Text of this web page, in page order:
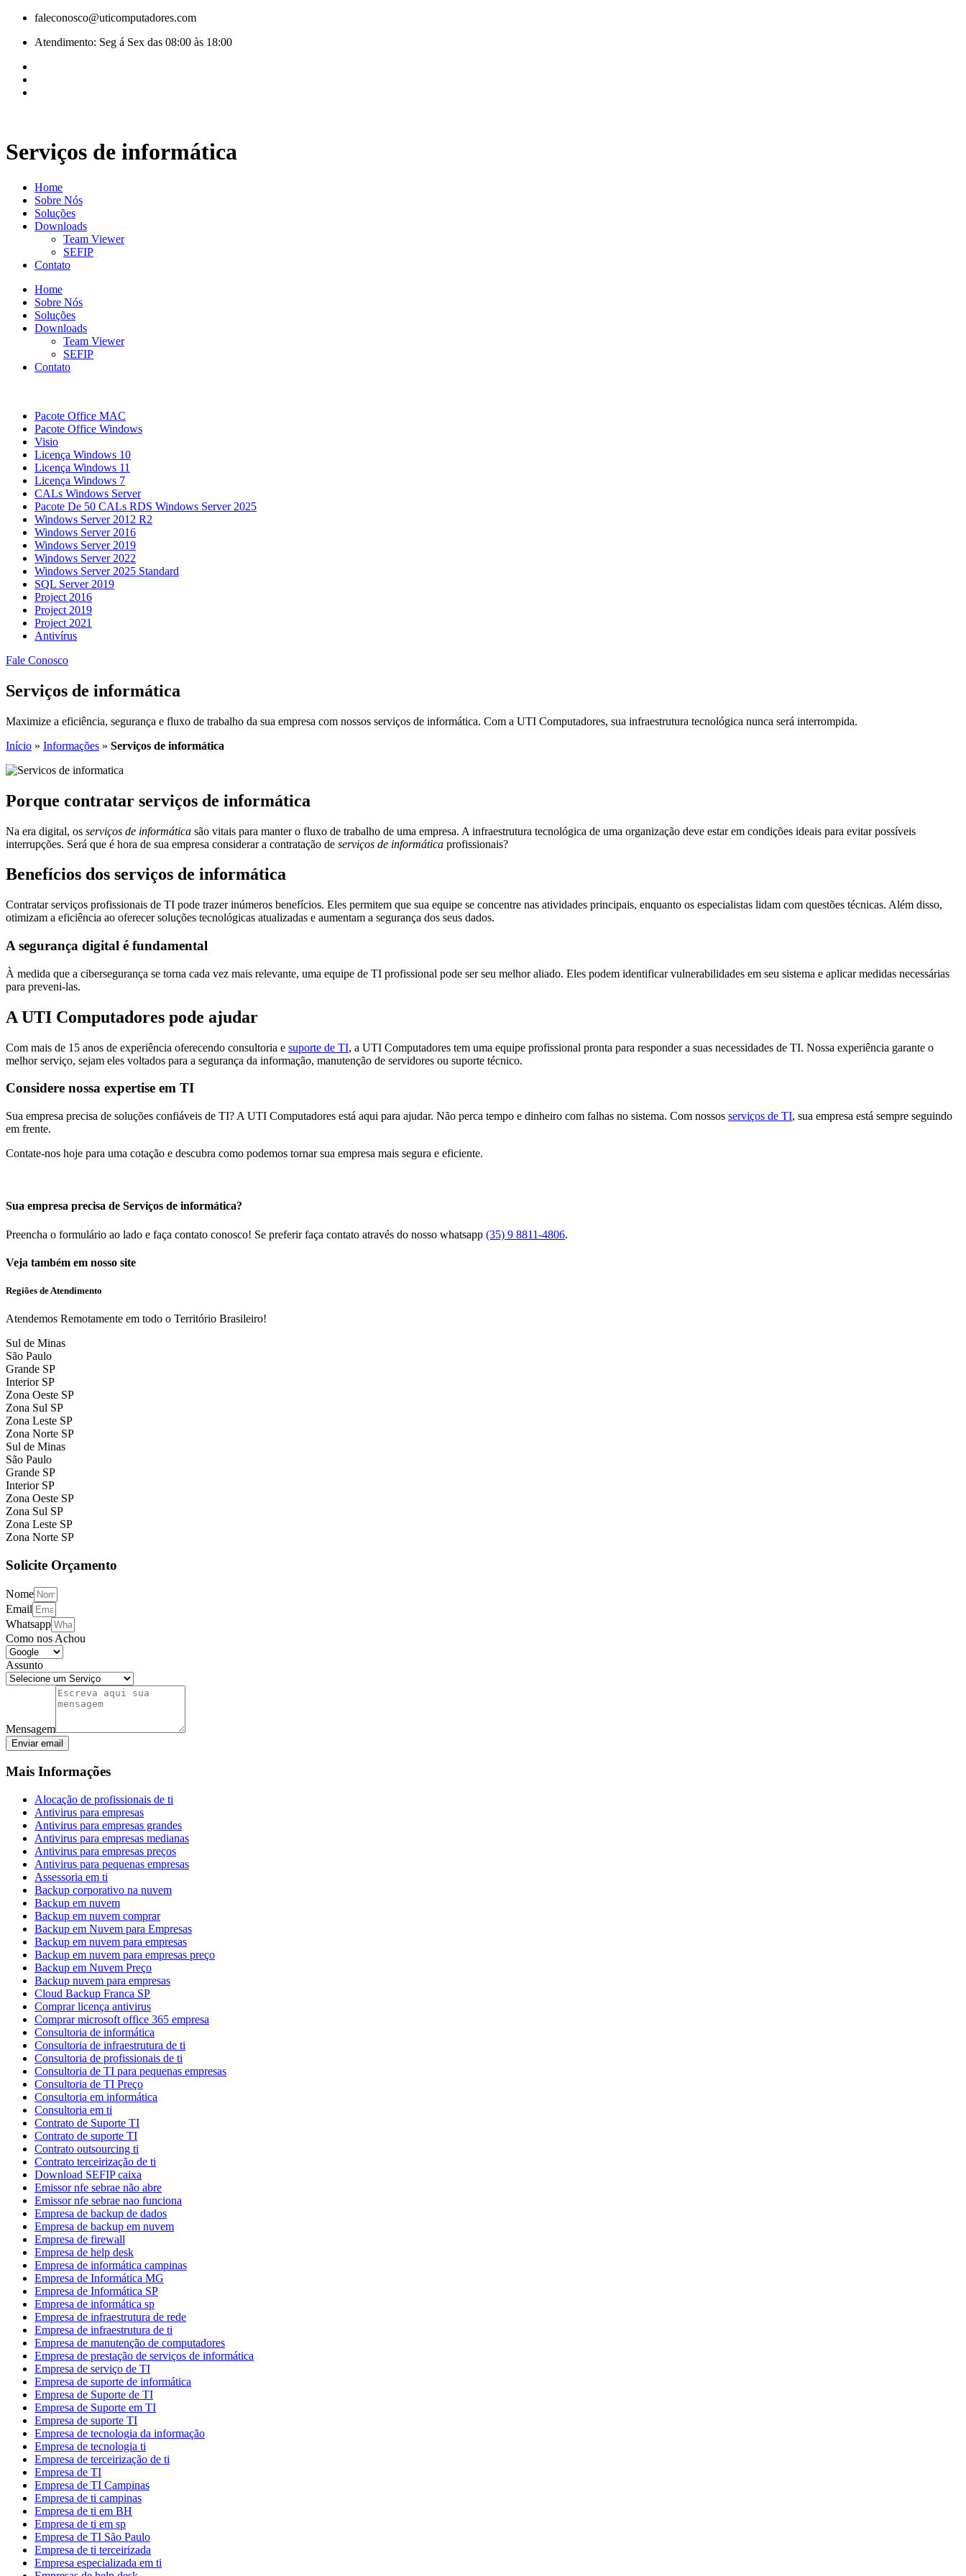
Pular
faleconosco@uticomputadores.com
Atendimento: Seg á Sex das 08:00 às 18:00
Serviços de informática
Home
Sobre Nós
Soluções
Downloads
Team Viewer
SEFIP
Contato
Home
Sobre Nós
Soluções
Downloads
Team Viewer
SEFIP
Contato
Pacote Office MAC
Pacote Office Windows
Visio
Licença Windows 10
Licença Windows 11
Licença Windows 7
CALs Windows Server
Pacote De 50 CALs RDS Windows Server 2025
Windows Server 2012 R2
Windows Server 2016
Windows Server 2019
Windows Server 2022
Windows Server 2025 Standard
SQL Server 2019
Project 2016
Project 2019
Project 2021
Antivírus
Fale Conosco
Serviços de informática
Maximize a eficiência, segurança e fluxo de trabalho da sua empresa com nossos serviços de informática. Com a UTI Computadores, sua infraestrutura tecnológica nunca será interrompida.
Início » Informações » Serviços de informática
Porque contratar serviços de informática
Na era digital, os serviços de informática são vitais para manter o fluxo de trabalho de uma empresa. A infraestrutura tecnológica de uma organização deve estar em condições ideais para evitar possíveis
interrupções. Será que é hora de sua empresa considerar a contratação de serviços de informática profissionais?
Benefícios dos serviços de informática
Contratar serviços profissionais de TI pode trazer inúmeros benefícios. Eles permitem que sua equipe se concentre nas atividades principais, enquanto os especialistas lidam com questões técnicas. Além disso,
otimizam a eficiência ao oferecer soluções tecnológicas atualizadas e aumentam a segurança dos seus dados.
A segurança digital é fundamental
À medida que a cibersegurança se torna cada vez mais relevante, uma equipe de TI profissional pode ser seu melhor aliado. Eles podem identificar vulnerabilidades em seu sistema e aplicar medidas necessárias
para preveni-las.
A UTI Computadores pode ajudar
Com mais de 15 anos de experiência oferecendo consultoria e suporte de TI, a UTI Computadores tem uma equipe profissional pronta para responder a suas necessidades de TI. Nossa experiência garante o
melhor serviço, sejam eles voltados para a segurança da informação, manutenção de servidores ou suporte técnico.
Considere nossa expertise em TI
Sua empresa precisa de soluções confiáveis de TI? A UTI Computadores está aqui para ajudar. Não perca tempo e dinheiro com falhas no sistema. Com nossos serviços de TI, sua empresa está sempre seguindo
em frente.
Contate-nos hoje para uma cotação e descubra como podemos tornar sua empresa mais segura e eficiente.
Sua empresa precisa de Serviços de informática?
Preencha o formulário ao lado e faça contato conosco! Se preferir faça contato através do nosso whatsapp (35) 9 8811-4806.
Veja também em nosso site
Regiões de Atendimento
Atendemos Remotamente em todo o Território Brasileiro!
Sul de Minas
São Paulo
Grande SP
Interior SP
Zona Oeste SP
Zona Sul SP
Zona Leste SP
Zona Norte SP
Sul de Minas
São Paulo
Grande SP
Interior SP
Zona Oeste SP
Zona Sul SP
Zona Leste SP
Zona Norte SP
Solicite Orçamento
Nome
Email
Whatsapp
Como nos Achou
Assunto
Mensagem
Enviar email
Mais Informações
Alocação de profissionais de ti
Antivirus para empresas
Antivirus para empresas grandes
Antivirus para empresas medianas
Antivirus para empresas preços
Antivirus para pequenas empresas
Assessoria em ti
Backup corporativo na nuvem
Backup em nuvem
Backup em nuvem comprar
Backup em Nuvem para Empresas
Backup em nuvem para empresas
Backup em nuvem para empresas preço
Backup em Nuvem Preço
Backup nuvem para empresas
Cloud Backup Franca SP
Comprar licença antivirus
Comprar microsoft office 365 empresa
Consultoria de informática
Consultoria de infraestrutura de ti
Consultoria de profissionais de ti
Consultoria de TI para pequenas empresas
Consultoria de TI Preço
Consultoria em informática
Consultoria em ti
Contrato de Suporte TI
Contrato de suporte TI
Contrato outsourcing ti
Contrato terceirização de ti
Download SEFIP caixa
Emissor nfe sebrae não abre
Emissor nfe sebrae nao funciona
Empresa de backup de dados
Empresa de backup em nuvem
Empresa de firewall
Empresa de help desk
Empresa de informática campinas
Empresa de Informática MG
Empresa de Informática SP
Empresa de informática sp
Empresa de infraestrutura de rede
Empresa de infraestrutura de ti
Empresa de manutenção de computadores
Empresa de prestação de serviços de informática
Empresa de serviço de TI
Empresa de suporte de informática
Empresa de Suporte de TI
Empresa de Suporte em TI
Empresa de suporte TI
Empresa de tecnologia da informação
Empresa de tecnologia ti
Empresa de terceirização de ti
Empresa de TI
Empresa de TI Campinas
Empresa de ti campinas
Empresa de ti em BH
Empresa de ti em sp
Empresa de TI São Paulo
Empresa de ti terceirizada
Empresa especializada em ti